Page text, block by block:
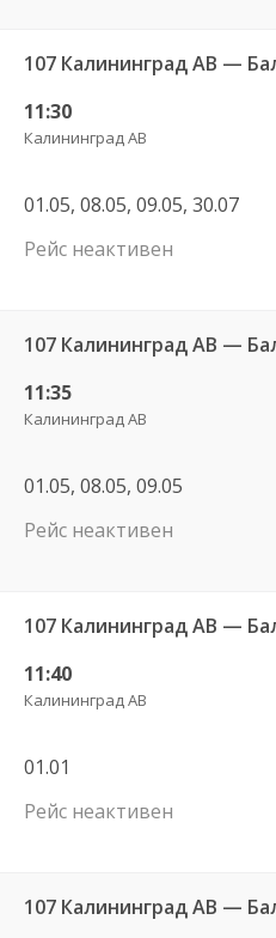
107 Калининград АВ —
11:30
Калининград АВ
01.05, 08.05, 09.05, 30.07
Рейс неактивен
107 Калининград АВ —
11:35
Калининград АВ
01.05, 08.05, 09.05
Рейс неактивен
107 Калининград АВ —
11:40
Калининград АВ
01.01
Рейс неактивен
107 Калининград АВ —